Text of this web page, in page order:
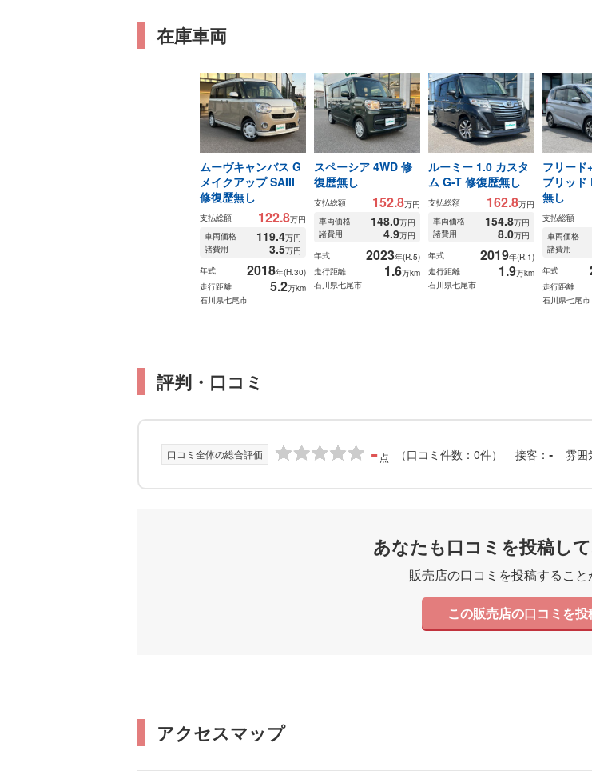
在庫車両
ムーヴキャンバス G
メイクアップ SAIII
修復歴無し
支払総額 122.8万円
車両価格
119.4万円
諸費用
3.5万円
年式
2018年(H.30)
走行距離
5.2万km
石川県七尾市
スペーシア 4WD 修
復歴無し
支払総額 152.8万円
車両価格
148.0万円
諸費用
4.9万円
年式
2023年(R.5)
走行距離
1.6万km
石川県七尾市
ルーミー 1.0 カスタ
ム G-T 修復歴無し
支払総額 162.8万円
車両価格
154.8万円
諸費用
8.0万円
年式
2019年(R.1)
走行距離
1.9万km
石川県七尾市
フリード
ブリッド
無し
支払総額
車両価格
諸費用
年式
走行距離
石川県七尾市
評判・口コミ
口コミ全体の総合評価 - 点 （口コミ件数：0件） 接客 - 雰囲
あなたも口コミを投稿し
販売店の口コミを投稿すること
この販売店の口コミを投
アクセスマップ